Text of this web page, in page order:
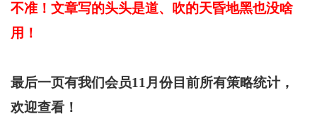
不准！文章写的头头是道、吹的天昏地黑也没啥
用！
最后一页有我们会员11月份目前所有策略统计，
欢迎查看！